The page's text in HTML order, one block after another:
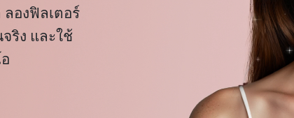
องฟิลเตอร์
ริง และใช้